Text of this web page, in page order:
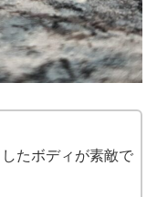
たボディが素敵で